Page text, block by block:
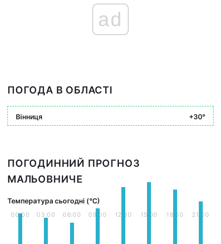
ad
ПОГОДА В ОБЛАСТІ
Вінниця +30°
ПОГОДИННИЙ ПРОГНОЗ
МАЛЬОВНИЧЕ
Температура сьогодні (°С)
00:00 03:00 06:00 09:00 12:00 15:00 18:00 21:00